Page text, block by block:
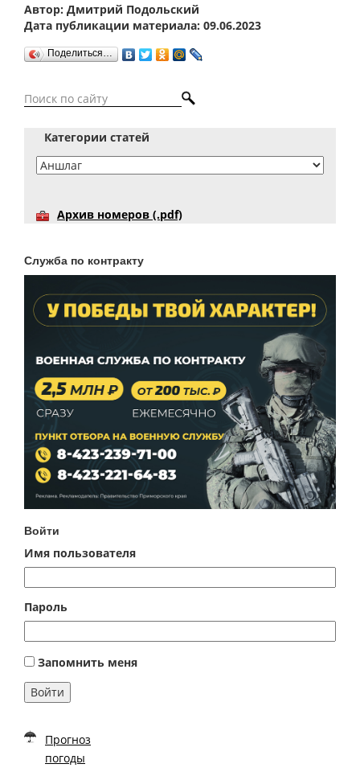
Автор: Дмитрий Подольский
Дата публикации материала: 09.06.2023
Поделиться…
Категории статей
Архив номеров (.pdf)
Служба по контракту
Войти
Имя пользователя
Пароль
Запомнить меня
Войти
Прогноз
погоды